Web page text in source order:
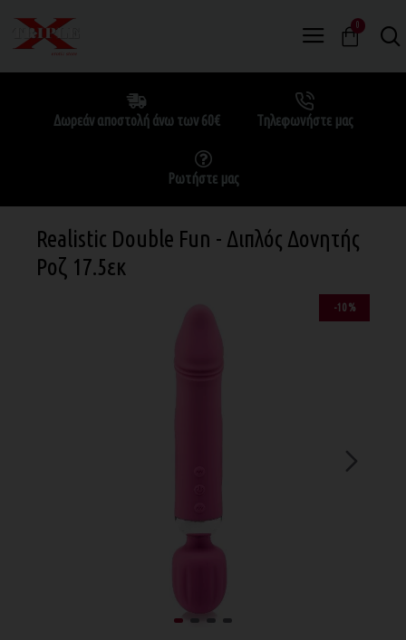
0
Δωρεάν αποστολή άνω των 60€ Τηλεφωνήστε μας
Ρωτήστε μας
Realistic Double Fun - Διπλός Δονητής
Ροζ 17.5εκ
-10 %